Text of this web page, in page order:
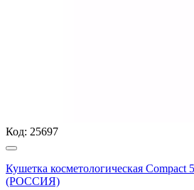
Код: 25697
Кушетка косметологическая
(РОССИЯ)